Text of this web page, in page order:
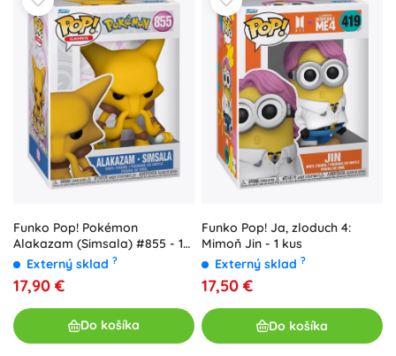
Funko Pop! Pokémon
Alakazam (Simsala) #855 - 1
kusExterný sklad ?
17,90 €
Do košíka
Funko Pop! Ja, zloduch 4:
Mimoň Jin - 1 kus
Externý sklad ?
17,50 €
Do košíka